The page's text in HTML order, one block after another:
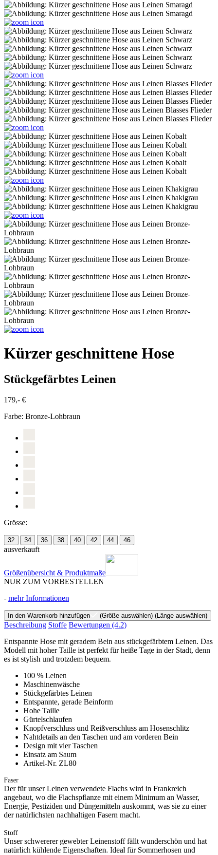
Kürzer geschnittene Hose
Stückgefärbtes Leinen
179,- €
Farbe: Bronze-Lohbraun
Grösse:
32 34 36 38 40 42 44 46
ausverkauft
Größenübersicht & Produktmaße
NUR ZUM VORBESTELLEN
- mehr Informationen
In den Warenkorb hinzufügen (Größe auswählen) (Länge auswählen)
Beschreibung Stoffe Bewertungen (4.2)
Entspannte Hose mit geradem Bein aus stückgefärbtem Leinen. Das
Modell mit hoher Taille ist perfekt für heiße Tage in der Stadt, denn
es ist stylish und trotzdem bequem.
100 % Leinen
Maschinenwäsche
Stückgefärbtes Leinen
Entspannte, gerade Beinform
Hohe Taille
Gürtelschlaufen
Knopfverschluss und Reißverschluss am Hosenschlitz
Nahtdetails an den Taschen und am vorderen Bein
Design mit vier Taschen
Einsatz am Saum
Artikel-Nr. ZL80
Faser
Der für unser Leinen verwendete Flachs wird in Frankreich
angebaut, wo die Flachspflanze mit einem Minimum an Wasser,
Energie, Pestiziden und Düngemitteln auskommt, was sie zu einer
der natürlichsten nachhaltigen Fasern macht.
Stoff
Unser schwererer gewebter Leinenstoff fällt wunderschön und hat
natürlich kühlende Eigenschaften. Ideal für Sommerhosen und